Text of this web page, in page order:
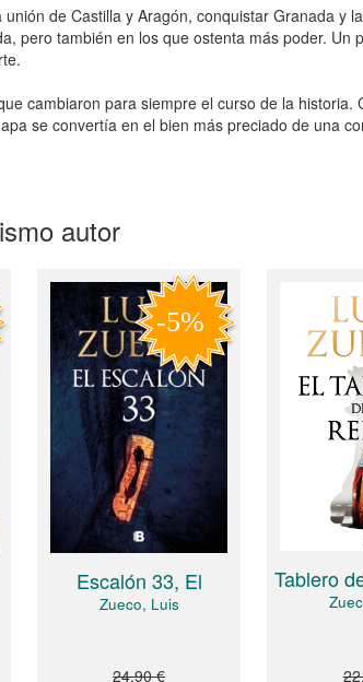
de Castilla y Aragón, conquistar Granada y
pero también en los que ostenta más poder. Un
cambiaron para siempre el curso de la
se convertía en el bien más preciado de una
autor
Escalón 33, El
Zueco, Luis
24,90 €
Tablero